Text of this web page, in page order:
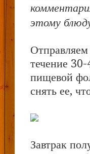
этому
течение
пищевой
снять ее,
Завтрак